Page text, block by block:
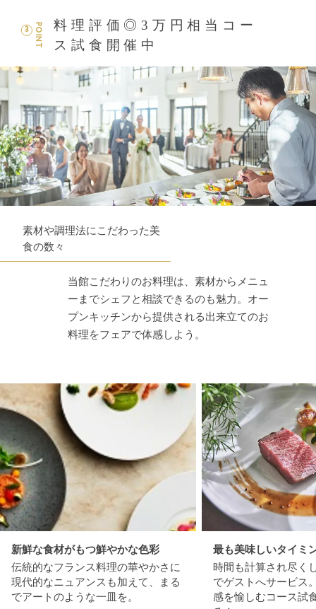
POINT
3
料理評価◎3万円相当コー
ス試食開催中
素材や調理法にこだわった美
食の数々
当館こだわりのお料理は、素材からメニュ
ーまでシェフと相談できるのも魅力。オー
プンキッチンから提供される出来立てのお
料理をフェアで体感しよう。
新鮮な食材がもつ鮮やかな色彩
伝統的なフランス料理の華やかさに
現代的なニュアンスも加えて、まる
でアートのような一皿を。
最も美味しいタイ
時間も計算され尽く
でゲストへサービス
感を愉しむコース試